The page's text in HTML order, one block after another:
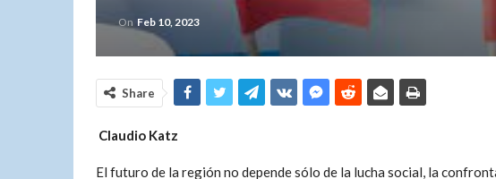
On Feb 10, 2023
Share
Claudio Katz
El futuro de la región no depende sólo de la lucha social, la